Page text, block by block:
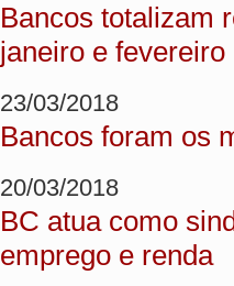
Bancos totalizam
janeiro e fevereiro
23/03/2018
Bancos foram os
20/03/2018
BC atua como
emprego e renda